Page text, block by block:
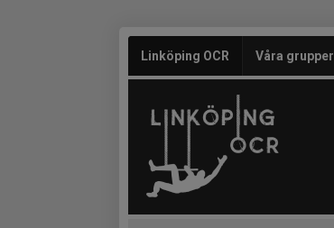
Linköping OCR Våra grupper